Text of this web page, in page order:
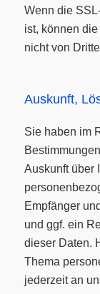
Wenn die
ist, können
nicht von
Auskunft,
Sie haben im
Auskunft über
Empfänger
und ggf. ein
dieser Daten.
Thema
jederzeit an